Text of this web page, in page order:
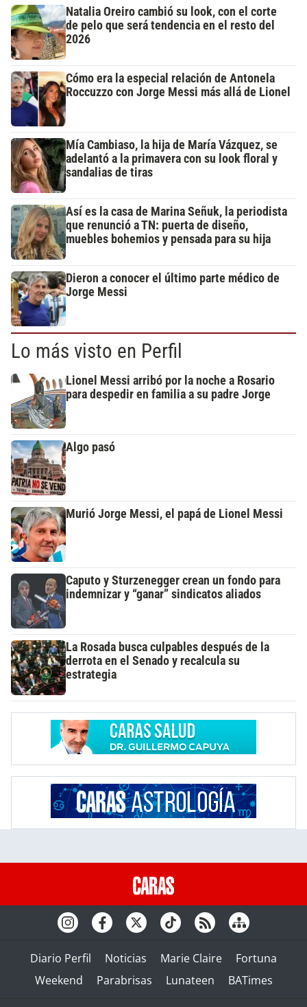
Natalia Oreiro cambió su look, con el corte
de pelo que será tendencia en el resto del
2026
Cómo era la especial relación de Antonela
Roccuzzo con Jorge Messi más allá de Lionel
Mía Cambiaso, la hija de María Vázquez, se
adelantó a la primavera con su look floral y
sandalias de tiras
Así es la casa de Marina Señuk, la periodista
que renunció a TN: puerta de diseño,
muebles bohemios y pensada para su hija
Dieron a conocer el último parte médico de
Jorge Messi
Lo más visto en Perfil
Lionel Messi arribó por la noche a Rosario
para despedir en familia a su padre Jorge
Algo pasó
Murió Jorge Messi, el papá de Lionel Messi
Caputo y Sturzenegger crean un fondo para
indemnizar y “ganar” sindicatos aliados
La Rosada busca culpables después de la
derrota en el Senado y recalcula su
estrategia
Diario Perfil Noticias Marie Claire
Fortuna
Weekend
Parabrisas Lunateen BATimes